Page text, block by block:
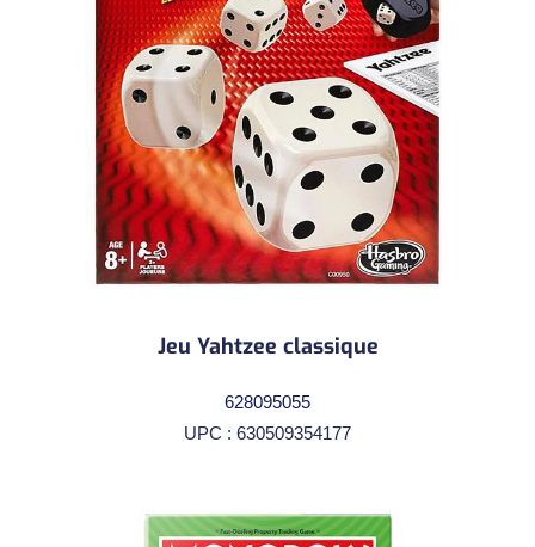
Jeu Yahtzee classique
628095055
UPC : 630509354177